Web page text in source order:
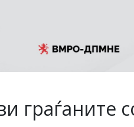
граѓаните